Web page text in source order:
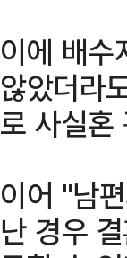
이에 배수
않았더라
로 사실혼
이어 "남
난 경우